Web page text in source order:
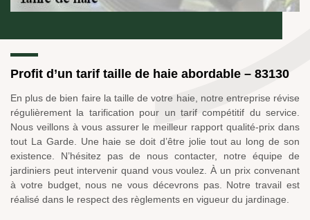
Profit d’un tarif taille de haie abordable – 83130
En plus de bien faire la taille de votre haie, notre entreprise révise
régulièrement la tarification pour un tarif compétitif du service.
Nous veillons à vous assurer le meilleur rapport qualité-prix dans
tout La Garde. Une haie se doit d’être jolie tout au long de son
existence. N’hésitez pas de nous contacter, notre équipe de
jardiniers peut intervenir quand vous voulez. À un prix convenant
à votre budget, nous ne vous décevrons pas. Notre travail est
réalisé dans le respect des règlements en vigueur du jardinage.